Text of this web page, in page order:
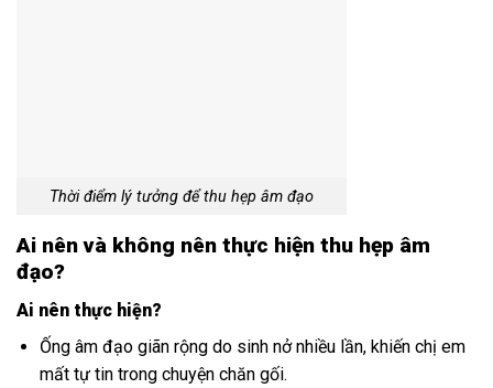
Thời điểm lý tưởng để thu hẹp âm đạo
Ai nên và không nên thực hiện thu hẹp âm
đạo?
Ai nên thực hiện?
Ống âm đạo giãn rộng do sinh nở nhiều lần, khiến chị em
mất tự tin trong chuyện chăn gối.